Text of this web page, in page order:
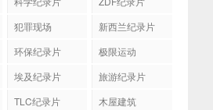
犯罪现场
新西兰纪录片
环保纪录片
极限运动
埃及纪录片
旅游纪录片
TLC纪录片
木屋建筑